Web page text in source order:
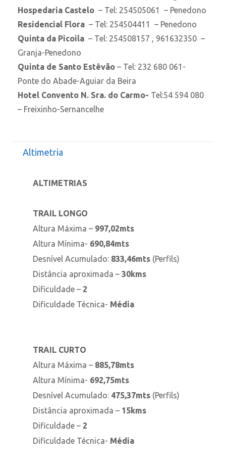
Hospedaria Castelo – Tel: 254505061 – Penedono
Residencial Flora – Tel: 254504411 – Penedono
Quinta da Picoila – Tel: 254508157 , 961632350 –
Granja-Penedono
Quinta de Santo Estêvão – Tel: 232 680 061-
Ponte do Abade-Aguiar da Beira
Hotel Convento N. Sra. do Carmo- Tel:54 594 080
– Freixinho-Sernancelhe
Altimetria
ALTIMETRIAS
TRAIL LONGO
Altura Máxima – 997,02mts
Altura Mínima- 690,84mts
Desnível Acumulado: 833,46mts (Perfils)
Distância aproximada – 30kms
Dificuldade – 2
Dificuldade Técnica- Média
TRAIL CURTO
Altura Máxima – 885,78mts
Altura Mínima- 692,75mts
Desnível Acumulado: 475,37mts (Perfils)
Distância aproximada – 15kms
Dificuldade – 2
Dificuldade Técnica- Média